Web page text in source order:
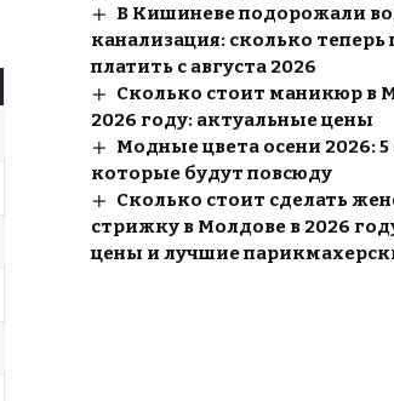
В Кишиневе подорожали
канализация: сколько теперь
платить с августа 2026
Сколько стоит маникюр в
2026 году: актуальные цены
Модные цвета осени 2026:
которые будут повсюду
Сколько стоит сделать
стрижку в Молдове в 2026
цены и лучшие